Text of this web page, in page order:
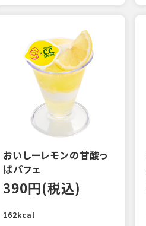
おいしーレモンの甘酸っ
ぱパフェ
390円(税込)
162kcal